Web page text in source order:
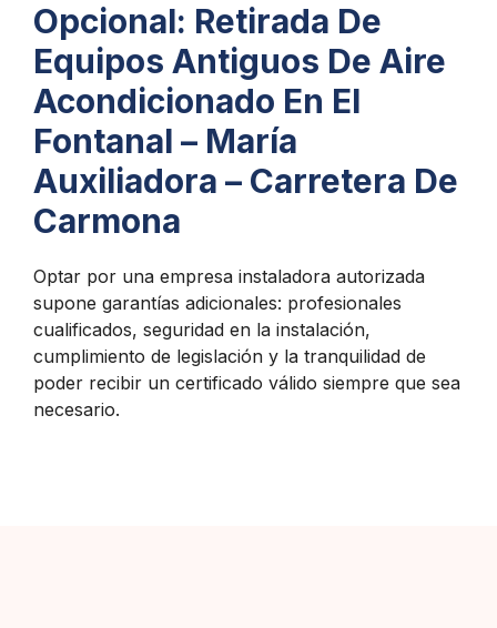
Opcional: Retirada De
Equipos Antiguos De Aire
Acondicionado En El
Fontanal – María
Auxiliadora – Carretera De
Carmona
Optar por una empresa instaladora autorizada
supone garantías adicionales: profesionales
cualificados, seguridad en la instalación,
cumplimiento de legislación y la tranquilidad de
poder recibir un certificado válido siempre que sea
necesario.